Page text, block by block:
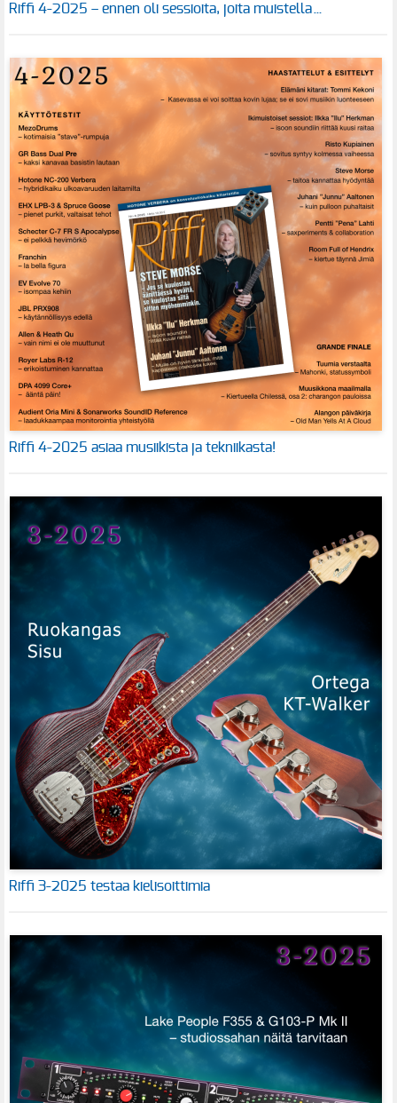
Riffi 4-2025 – ennen oli sessioita, joita muistella…
Riffi 4-2025 asiaa musiikista ja tekniikasta!
Riffi 3-2025 testaa kielisoittimia